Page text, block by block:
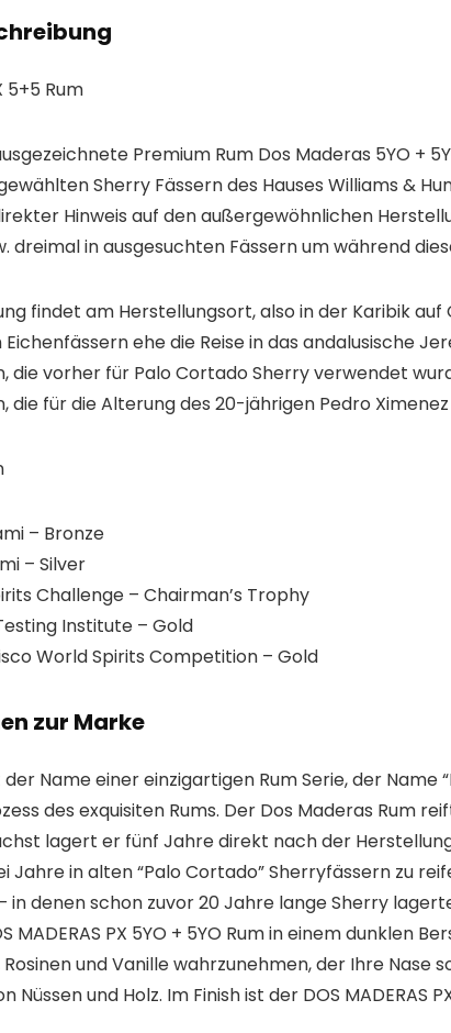
5+5 Rum
Premium Rum Dos Maderas 5YO +
Sherry Fässern des Hauses Williams &
Hinweis auf den außergewöhnlichen
dreimal in ausgesuchten Fässern um während
findet am Herstellungsort, also in der Karibik
ehe die Reise in das andalusische
die vorher für Palo Cortado Sherry verwendet
die für die Alterung des 20-jährigen Pedro Ximenez
– Bronze
– Silver
Challenge – Chairman’s Trophy
Institute – Gold
World Spirits Competition – Gold
zur Marke
Name einer einzigartigen Rum Serie, der
des exquisiten Rums. Der Dos Maderas Rum
lagert er fünf Jahre direkt nach der
Jahre in alten “Palo Cortado” Sherryfässern zu
in denen schon zuvor 20 Jahre lange Sherry
MADERAS PX 5YO + 5YO Rum in einem
Rosinen und Vanille wahrzunehmen, der Ihre
Nüssen und Holz. Im Finish ist der DOS